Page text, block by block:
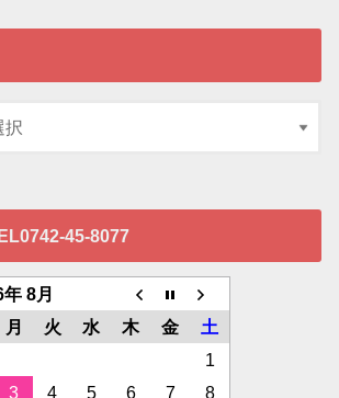
45-8077
8月
月 火 水 木 金
土
1
3 4 5 6 7
8